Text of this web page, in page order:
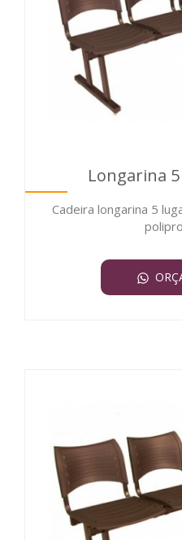
Longarina
Cadeira longarina 5